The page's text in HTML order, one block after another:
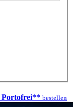
Portofrei** bestellen